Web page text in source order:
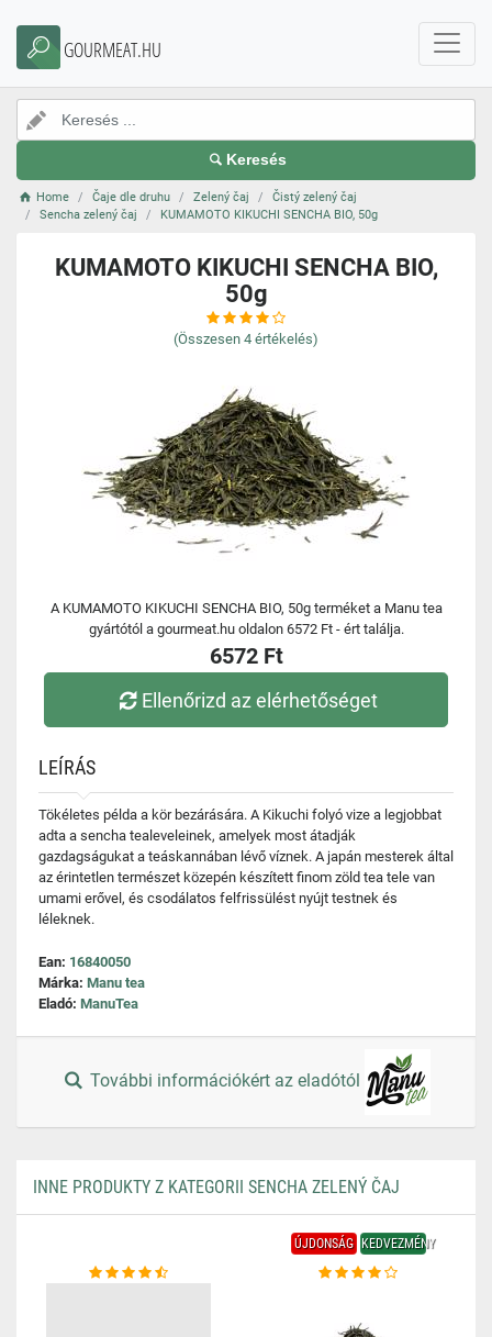
GOURMEAT.HU
Keresés
Home Čaje dle druhu Zelený čaj
Čistý zelený čaj
Sencha zelený čaj
KUMAMOTO KIKUCHI SENCHA BIO, 50g
KUMAMOTO KIKUCHI SENCHA BIO,
50g
(Összesen 4 értékelés)
A KUMAMOTO KIKUCHI SENCHA BIO, 50g terméket a Manu tea
gyártótól a gourmeat.hu oldalon 6572 Ft - ért találja.
6572 Ft
Ellenőrizd az elérhetőséget
LEÍRÁS
Tökéletes példa a kör bezárására. A Kikuchi folyó vize a legjobbat
adta a sencha tealeveleinek, amelyek most átadják
gazdagságukat a teáskannában lévő víznek. A japán mesterek által
az érintetlen természet közepén készített finom zöld tea tele van
umami erővel, és csodálatos felfrissülést nyújt testnek és
léleknek.
Ean: 16840050
Márka: Manu tea
Eladó: ManuTea
További információkért az eladótól
INNE PRODUKTY Z KATEGORII SENCHA ZELENÝ ČAJ
ÚJDONSÁG KEDVEZMÉNY